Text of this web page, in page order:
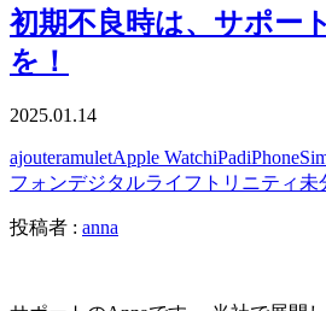
初期不良時は、サポー
を！
2025.01.14
ajouteramuletApple WatchiPadiPhone
フォンデジタルライフ トリニティ 未
投稿者 : anna